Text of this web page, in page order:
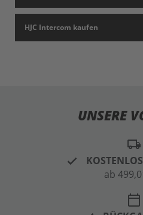
HJC Intercom kaufen
UNSERE
local_shipping
ab
calendar_today